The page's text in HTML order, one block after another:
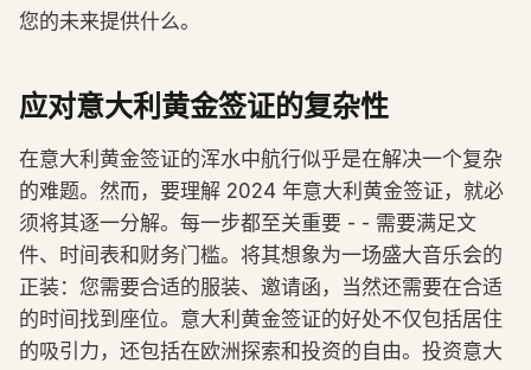
您的未来提供什么。
应对意大利黄金签证的复杂性
在意大利黄金签证的浑水中航行似乎是在解决一个复杂
的难题。然而，要理解 2024 年意大利黄金签证，就必
须将其逐一分解。每一步都至关重要 - - 需要满足文
件、时间表和财务门槛。将其想象为一场盛大音乐会的
正装：您需要合适的服装、邀请函，当然还需要在合适
的时间找到座位。意大利黄金签证的好处不仅包括居住
的吸引力，还包括在欧洲探索和投资的自由。投资意大